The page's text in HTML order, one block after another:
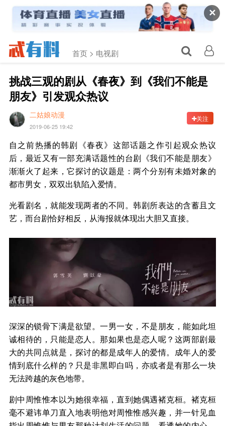
✕
首页 > 电视剧
挑战三观的剧从《春夜》到《我们不能是
朋友》引发观众热议
二姑娘动漫
2019-06-25 19:42
关注
自之前热播的韩剧《春夜》这部话题之作引起观众热议
后，最近又有一部充满话题性的台剧《我们不能是朋友》
渐渐火了起来，它探讨的议题是：两个分别有未婚对象的
都市男女，双双出轨陷入爱情。
光看剧名，就能发现两者的不同。韩剧所表达的含蓄且文
艺，而台剧恰好相反，从海报就体现出大胆又直接。
深深的锁骨下满是欲望。一男一女，不是朋友，能如此坦
诚相待的，只能是恋人。那如果也是恋人呢？这两部剧最
大的共同点就是，探讨的都是成年人的爱情。成年人的爱
情到底什么样的？只是非黑即白吗，亦或者是有那么一块
无法跨越的灰色地带。
剧中周惟惟本以为她很幸福，直到她偶遇褚克桓。褚克桓
毫不避讳单刀直入地表明他对周惟惟感兴趣，并一针见血